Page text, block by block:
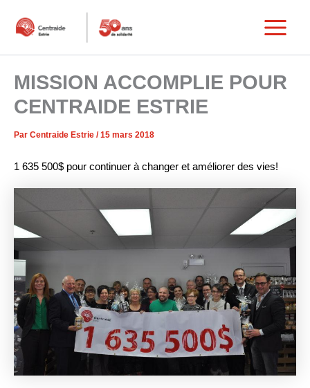
Main
MISSION ACCOMPLIE POUR
CENTRAIDE ESTRIE
Par Centraide Estrie /15 mars 2018
1 635 500$ pour continuer à changer et améliorer des vies!